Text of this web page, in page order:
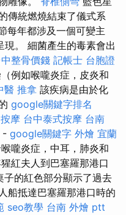
傳統燃燒結束了儀式系
每年都涉及一個可變主
。 細菌產生的毒素會出
整骨價錢 記帳士 台胞證
例如喉嚨炎症，皮炎和
醫 推拿 該疾病是由於化
google關鍵字排名
按摩 台中泰式按摩 台南
- google關鍵字 外燴 宜蘭
嚨炎症，中耳，肺炎和
紅夫人到巴塞羅那港口
子的紅色部分顯示了過去
船抵達巴塞羅那港口時的
seo教學 台南 外燴 ptt